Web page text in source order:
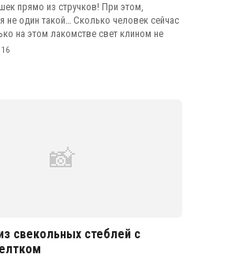
прямо из стручков! При этом,
не один такой… Сколько человек сейчас
на этом лакомстве свет клином не
16
свекольных стеблей с